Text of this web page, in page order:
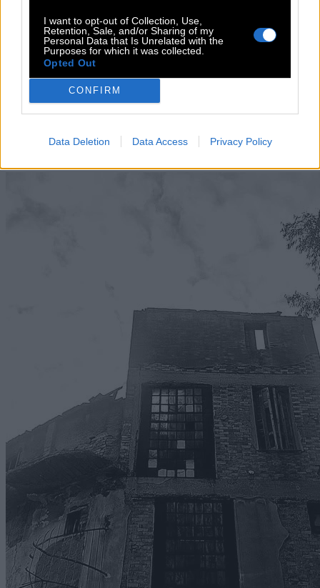
I want to opt-out of Collection, Use,
Retention, Sale, and/or Sharing of my
Personal Data that Is Unrelated with the
Purposes for which it was collected.
Opted Out
CONFIRM
Data Deletion Data Access Privacy Policy
Έχω σπουδάσει Οικονομικές Επιστήμες στο Πανεπιστήμιο
Πειραιά και είμαι μεταπτυχιακή φοιτήτρια στο τμήμα Δημιουργικής
γραφής του ΕΑΠ.
Ζω και εργάζομαι στην Αθήνα.
Τον Μάρτιο του 2023 εκδόθηκε η πρώτη μου ποιητική συλλογή με
τίτλοNigredoαπό τις εκδόσεις ΑΩ.
ηλεκτρονικά περιοδικά καθώς και συλλογικά έργα ποίησης.
ΣΧΕΤΙΚΑ ΕΡΓΑ